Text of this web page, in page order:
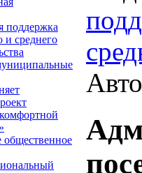
поддержка
и среднего
общественное